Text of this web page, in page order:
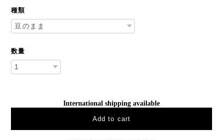
種類
数量
International shipping available
Add to cart